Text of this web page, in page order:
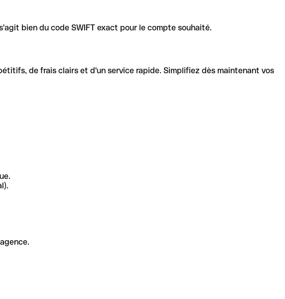
bien du code SWIFT exact pour le compte souhaité.
de frais clairs et d'un service rapide. Simplifiez dès maintenant vos